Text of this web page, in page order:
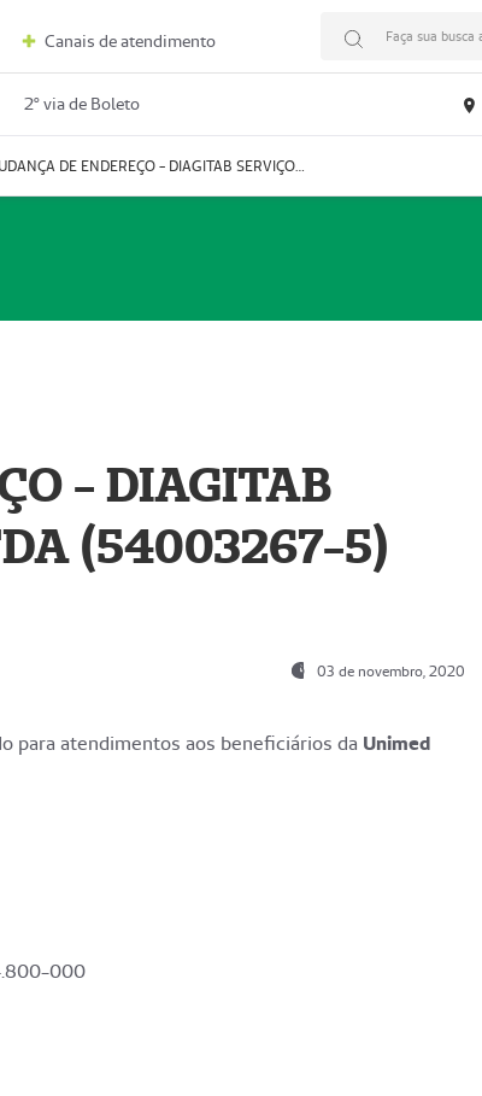
Canais de atendimento Faça sua busca
2º via de Boleto
MUDANÇA DE ENDEREÇO - DIAGITAB SERVIÇOS MÉDICOS LTDA (54003267-5)
- DIAGITAB
(54003267-5)
03 de novembro, 2020
para atendimentos aos beneficiários da Unimed
000